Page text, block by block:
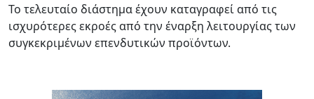
Το τελευταίο διάστημα έχουν καταγραφεί από τις
ισχυρότερες εκροές από την έναρξη λειτουργίας των
συγκεκριμένων επενδυτικών προϊόντων.